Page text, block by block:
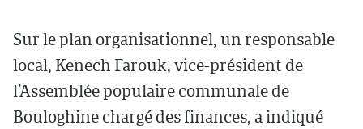
Sur le plan organisationnel, un responsable
local, Kenech Farouk, vice-président de
l’Assemblée populaire communale de
Bouloghine chargé des finances, a indiqué